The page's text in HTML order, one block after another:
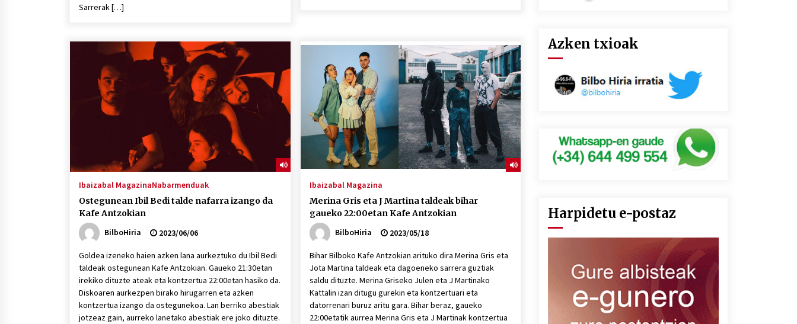
Sarrerak […]
Ibaizabal MagazinaNabarmenduak
Ostegunean Ibil Bedi talde nafarra izango da
Kafe Antzokian
BilboHiria
2023/06/06
Goldea izeneko haien azken lana aurkeztuko du Ibil Bedi
taldeak ostegunean Kafe Antzokian. Gaueko 21:30etan
irekiko dituzte ateak eta kontzertua 22:00etan hasiko da.
Diskoaren aurkezpen birako hirugarren eta azken
kontzertua izango da ostegunekoa. Lan berriko abestiak
jotzeaz gain, aurreko lanetako abestiak ere joko dituzte.
Ibaizabal Magazina
Merina Gris eta J Martina taldeak bihar
gaueko 22:00etan Kafe Antzokian
BilboHiria
2023/05/18
Bihar Bilboko Kafe Antzokian arituko dira Merina Gris eta
Jota Martina taldeak eta dagoeneko sarrera guztiak
saldu dituzte. Merina Griseko Julen eta J Martinako
Kattalin izan ditugu gurekin eta kontzertuari eta
datorrenari buruz aritu gara. Bihar beraz, gaueko
22:00etatik aurrea Merina Gris eta J Martinak kontzertua
Azken txioak
Harpidetu e-postaz